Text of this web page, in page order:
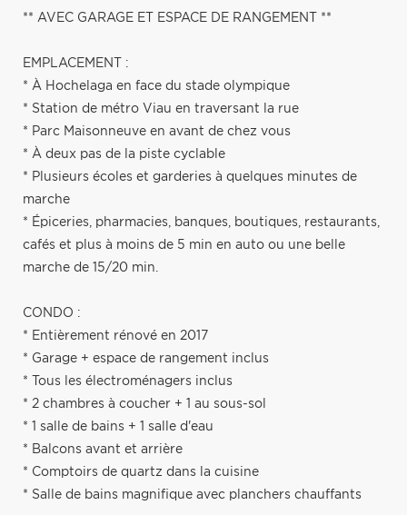
** AVEC GARAGE ET ESPACE DE RANGEMENT **
EMPLACEMENT :
* À Hochelaga en face du stade olympique
* Station de métro Viau en traversant la rue
* Parc Maisonneuve en avant de chez vous
* À deux pas de la piste cyclable
* Plusieurs écoles et garderies à quelques minutes de
marche
* Épiceries, pharmacies, banques, boutiques, restaurants,
cafés et plus à moins de 5 min en auto ou une belle
marche de 15/20 min.
CONDO :
* Entièrement rénové en 2017
* Garage + espace de rangement inclus
* Tous les électroménagers inclus
* 2 chambres à coucher + 1 au sous-sol
* 1 salle de bains + 1 salle d'eau
* Balcons avant et arrière
* Comptoirs de quartz dans la cuisine
* Salle de bains magnifique avec planchers chauffants